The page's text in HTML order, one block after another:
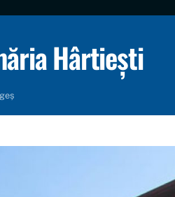
Hârtiești